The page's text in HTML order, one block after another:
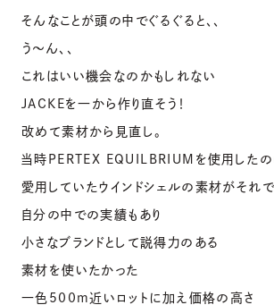
そんなことが頭の中でぐるぐると、、
う〜ん、、
これはいい機会なのかもしれない
JACKEを一から作り直そう！
改めて素材から見直し。
当時PERTEX EQUILBRIUMを使用したの
愛用していたウインドシェルの素材がそれで
自分の中での実績もあり
小さなブランドとして説得力のある
素材を使いたかった
一色500m近いロットに加え価格の高さ